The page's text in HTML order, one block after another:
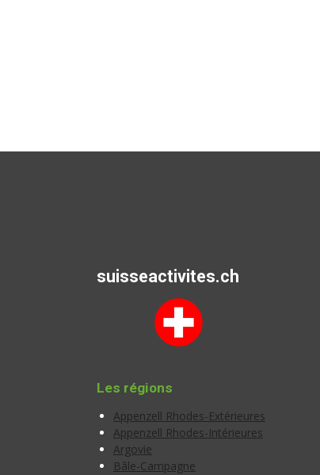
suisseactivites.ch
Les régions
Appenzell Rhodes-Extérieures
Appenzell Rhodes-Intérieures
Argovie
Bâle-Campagne